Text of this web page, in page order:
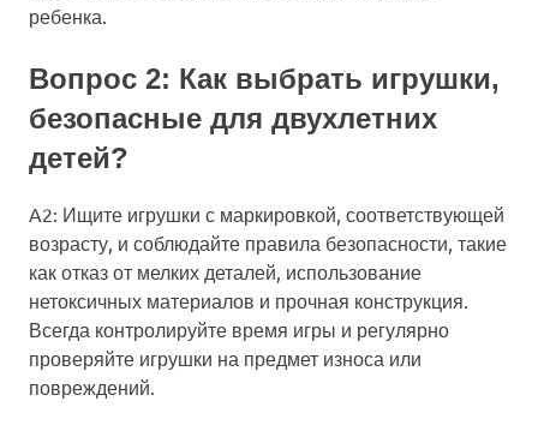
ребенка.
Вопрос 2: Как выбрать игрушки,
безопасные для двухлетних
детей?
A2: Ищите игрушки с маркировкой, соответствующей
возрасту, и соблюдайте правила безопасности, такие
как отказ от мелких деталей, использование
нетоксичных материалов и прочная конструкция.
Всегда контролируйте время игры и регулярно
проверяйте игрушки на предмет износа или
повреждений.